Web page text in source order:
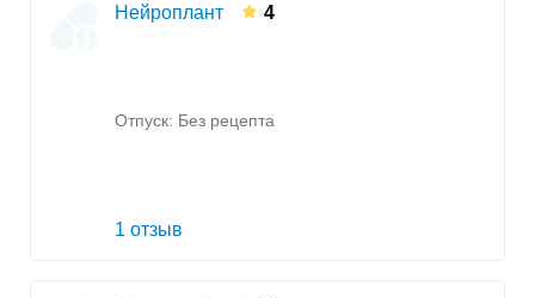
Нейроплант 4
Отпуск: Без рецепта
1 отзыв